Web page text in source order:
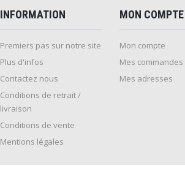
INFORMATION
Premiers pas sur notre site
Plus d'infos
Contactez nous
Conditions de retrait /
livraison
Conditions de vente
Mentions légales
MON COMPTE
Mon compte
Mes commandes
Mes adresses